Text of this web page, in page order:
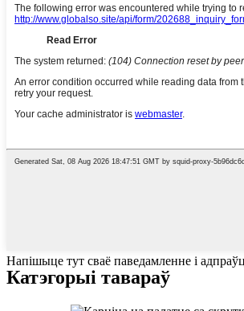
Напішыце тут сваё паведамленне і
Катэгорыі тавараў